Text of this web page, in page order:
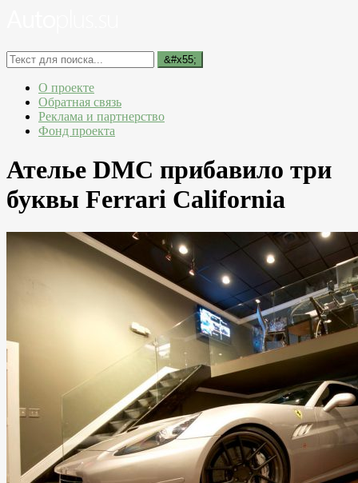
О проекте
Обратная связь
Реклама и партнерство
Фонд проекта
Ателье DMC прибавило три
буквы Ferrari California